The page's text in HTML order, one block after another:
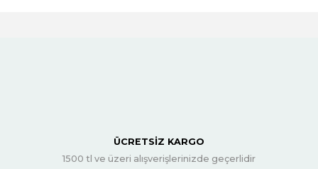
ÜCRETSİZ KARGO
1500 tl ve üzeri alışverişlerinizde geçerlidir